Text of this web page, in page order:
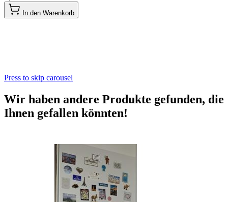
In den Warenkorb
Press to skip carousel
Wir haben andere Produkte gefunden, die
Ihnen gefallen könnten!